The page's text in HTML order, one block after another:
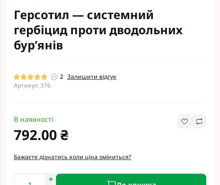
Герсотил — системний
гербіцид проти дводольних
бур’янів
2 Залишити відгук
Артикул: 376
В наявності
792.00 ₴
Бажаєте дізнатись коли ціна зміниться?